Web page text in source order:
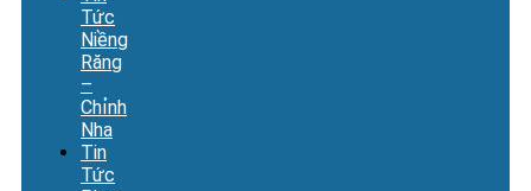
Tức
Niềng
Răng
–
Chỉnh
Nha
Tin
Tức